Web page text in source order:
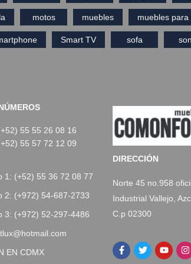
motos muebles muebles para
Smart TV sofa
55 55 26 08 16
55 57 72 12 09
1: (+52) 55 36 72 08 77
2: (+972) 54-687-2733
3: (+972) 52-297-4486
EN CDMX
DIRECCIÓN
Norte 45 no.958
Industrial Vallejo,
C.p 02300